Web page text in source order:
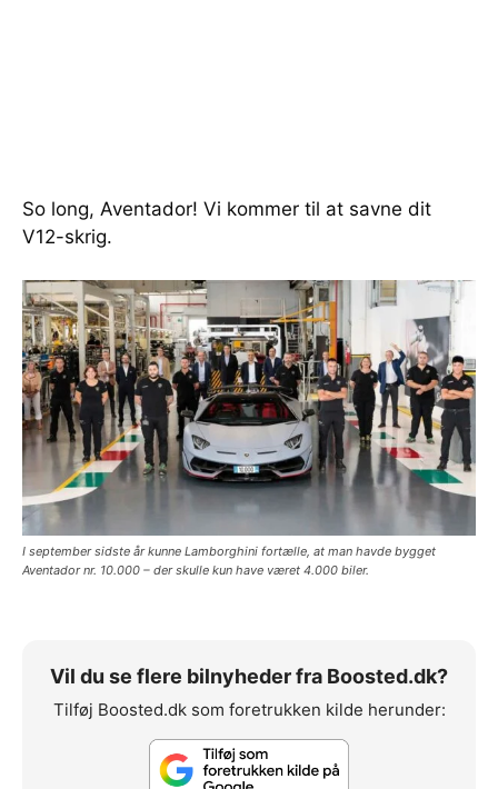
So long, Aventador! Vi kommer til at savne dit
V12-skrig.
I september sidste år kunne Lamborghini fortælle, at man havde bygget
Aventador nr. 10.000 – der skulle kun have været 4.000 biler.
Vil du se flere bilnyheder fra Boosted.dk?
Tilføj Boosted.dk som foretrukken kilde herunder: